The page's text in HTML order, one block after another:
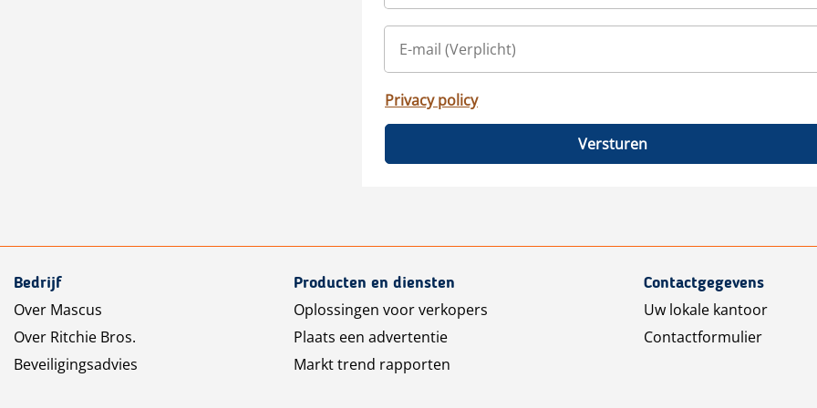
Privacy policy
Versturen
Bedrijf
Over Mascus
Over Ritchie Bros.
Beveiligingsadvies
Producten en diensten
Oplossingen voor verkopers
Plaats een advertentie
Markt trend rapporten
Contactgegevens
Uw lokale kantoor
Contactformulier